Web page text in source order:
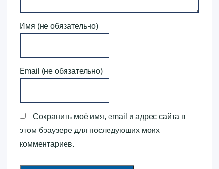
Имя (не обязательно)
Email (не обязательно)
Сохранить моё имя, email и адрес сайта в
этом браузере для последующих моих
комментариев.